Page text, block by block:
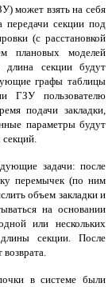
может взять на себя
передачи секции под
(с расстановкой
плановых моделей
секции будут
графы таблицы
ГЗУ пользователю
подачи закладки,
параметры будут
задачи: после
перемычек (по ним
объем закладки и
на основании
или нескольких
секции. После
в системе были